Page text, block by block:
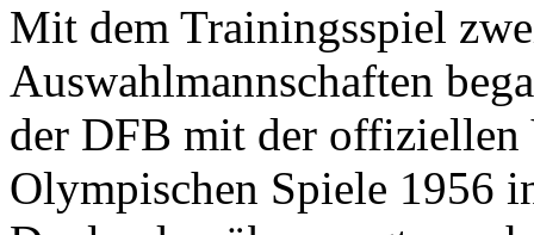
Mit dem Trainingsspiel
Auswahlmannschaften
der DFB mit der offiziellen
Olympischen Spiele 1956